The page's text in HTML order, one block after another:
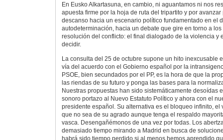
En Eusko Alkartasuna, en cambio, ni aguantamos ni nos
apuesta firme por la hoja de ruta del tripartito y por
descanso hacia un escenario político fundamentado en el
autodeterminación, hacia un debate que gire en torno a
resolución del conflicto: el final dialogado de la violencia y
decidir.
La consulta del 25 de octubre supone un hito inexcusable
vía del acuerdo con el Gobierno español por la
PSOE, bien secundados por el PP, es la hora de que la
las riendas de su futuro y ponga las bases para la
Nuestras propuestas han sido sistemáticamente desoídas
sonoro portazo al Nuevo Estatuto Político y ahora con el
presidente español. Su alternativa es el bloqueo infinito, el
que no sea de su agrado aunque tenga el respaldo
vasca. Desengañémonos de una vez por todas. Los
demasiado tiempo mirando a Madrid en busca de
habrá sido tiempo perdido si al menos hemos aprendido